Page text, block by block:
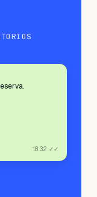
18:32 ✓✓